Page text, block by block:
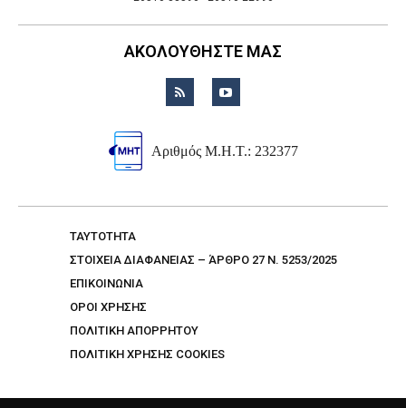
ΑΚΟΛΟΥΘΗΣΤΕ ΜΑΣ
Αριθμός Μ.Η.Τ.: 232377
TAYTOTHTA
ΣΤΟΙΧΕΙΑ ΔΙΑΦΑΝΕΙΑΣ – ΆΡΘΡΟ 27 Ν. 5253/2025
ΕΠΙΚΟΙΝΩΝΙΑ
ΟΡΟΙ ΧΡΗΣΗΣ
ΠΟΛΙΤΙΚΗ ΑΠΟΡΡΗΤΟΥ
ΠΟΛΙΤΙΚΗ ΧΡΗΣΗΣ COOKIES